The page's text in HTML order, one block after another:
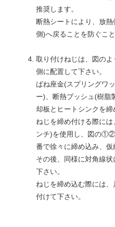
推奨します。
断熱シートにより、放
側)へ戻ることを防ぐこと
取り付けねじは、図の
側に配置して下さい。
ばね座金(スプリングワ
ー)、断熱ブッシュ(樹脂
却板とヒートシンクを締
ねじを締め付ける際に
ンチ)を使用し、図の
番で徐々に締め込み、仮
その後、同様に対角線
下さい。
ねじを締め込む際には
付けて下さい。